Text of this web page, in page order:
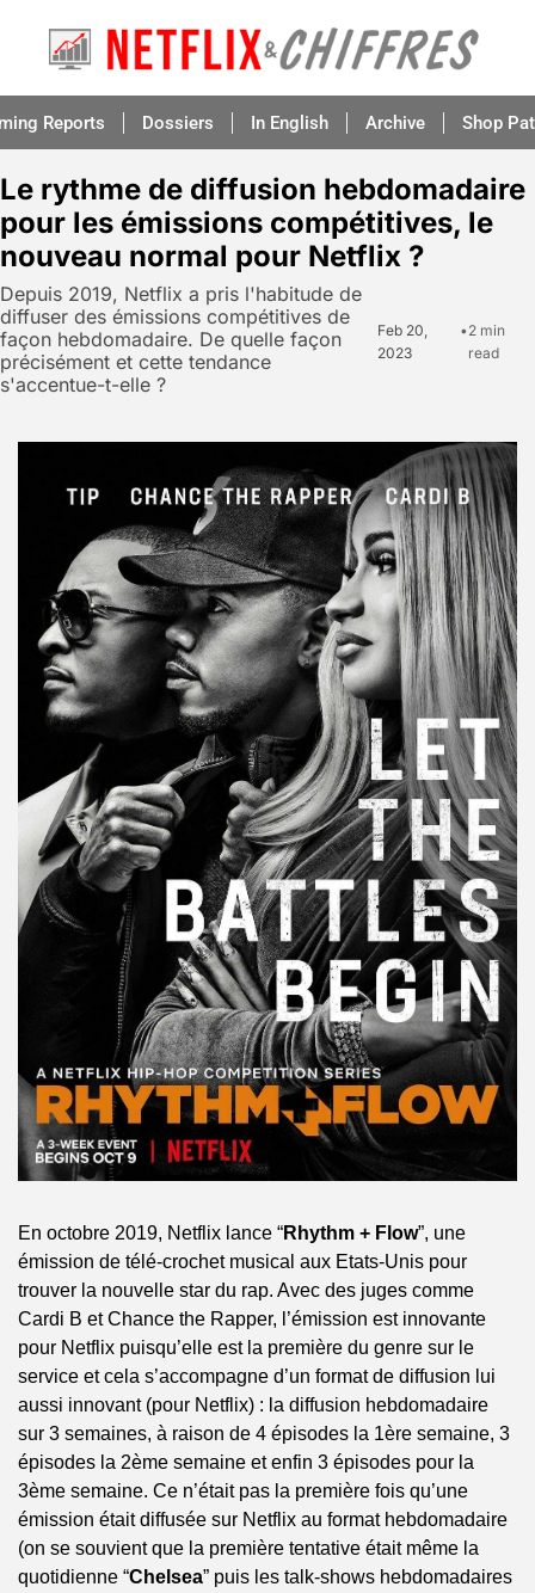
Reports Dossiers In English Archive Shop
Le rythme de diffusion hebdomadaire
pour les émissions compétitives, le
nouveau normal pour Netflix ?
Depuis 2019, Netflix a pris l'habitude de
diffuser des émissions compétitives de
façon hebdomadaire. De quelle façon
précisément et cette tendance
s'accentue-t-elle ?
Feb 20,
2023
•2 min
read
En octobre 2019, Netflix lance “Rhythm + Flow”, une
émission de télé-crochet musical aux Etats-Unis pour
trouver la nouvelle star du rap. Avec des juges comme
Cardi B et Chance the Rapper, l’émission est innovante
pour Netflix puisqu’elle est la première du genre sur le
service et cela s’accompagne d’un format de diffusion lui
aussi innovant (pour Netflix) : la diffusion hebdomadaire
sur 3 semaines, à raison de 4 épisodes la 1ère semaine, 3
épisodes la 2ème semaine et enfin 3 épisodes pour la
3ème semaine. Ce n’était pas la première fois qu’une
émission était diffusée sur Netflix au format hebdomadaire
(on se souvient que la première tentative était même la
quotidienne “Chelsea” puis les talk-shows hebdomadaires